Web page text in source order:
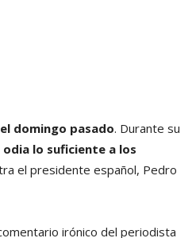
domingo pasado. Durante su
odia lo suficiente a los
el presidente español, Pedro
irónico del periodista